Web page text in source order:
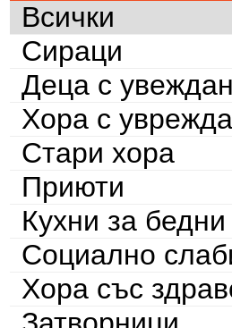
Всички
Сираци
Деца с
Хора с
Стари хора
Приюти
Кухни за бедни
Социално
Хора със